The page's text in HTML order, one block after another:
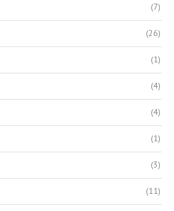
(7)
(26)
(1)
(4)
(4)
(1)
(3)
(11)